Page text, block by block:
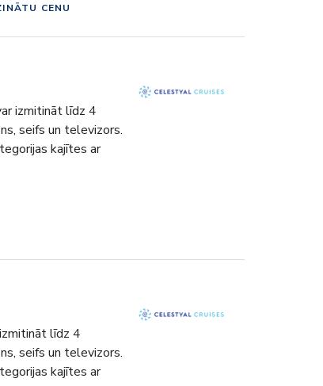
CENU
izmitināt līdz 4
seifs un televizors.
kajītes ar
līdz 4
seifs un televizors.
kajītes ar